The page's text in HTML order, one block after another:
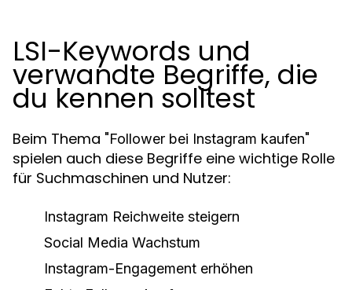
LSI-Keywords und
verwandte Begriffe, die
du kennen solltest
Beim Thema "Follower bei Instagram kaufen"
spielen auch diese Begriffe eine wichtige Rolle
für Suchmaschinen und Nutzer:
Instagram Reichweite steigern
Social Media Wachstum
Instagram-Engagement erhöhen